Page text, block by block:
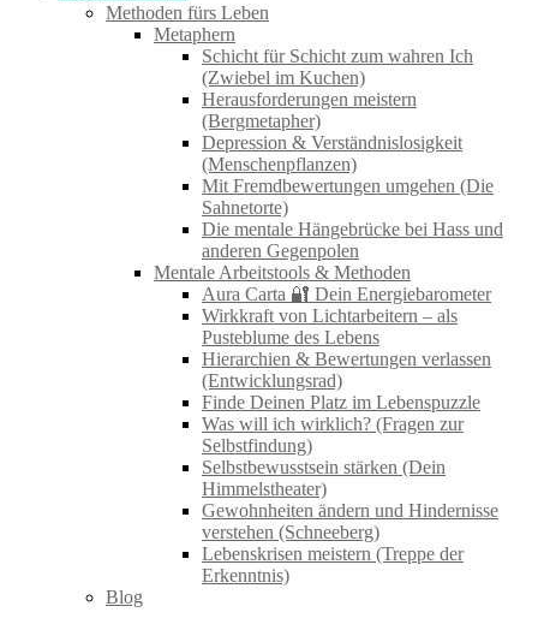
Methoden fürs Leben
Metaphern
Schicht für Schicht zum wahren Ich
(Zwiebel im Kuchen)
Herausforderungen meistern
(Bergmetapher)
Depression & Verständnislosigkeit
(Menschenpflanzen)
Mit Fremdbewertungen umgehen (Die
Sahnetorte)
Die mentale Hängebrücke bei Hass und
anderen Gegenpolen
Mentale Arbeitstools & Methoden
Aura Carta 🔐 Dein Energiebarometer
Wirkkraft von Lichtarbeitern – als
Pusteblume des Lebens
Hierarchien & Bewertungen verlassen
(Entwicklungsrad)
Finde Deinen Platz im Lebenspuzzle
Was will ich wirklich? (Fragen zur
Selbstfindung)
Selbstbewusstsein stärken (Dein
Himmelstheater)
Gewohnheiten ändern und Hindernisse
verstehen (Schneeberg)
Lebenskrisen meistern (Treppe der
Erkenntnis)
Blog